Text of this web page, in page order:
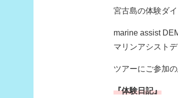
宮古島の体験ダ
marine assist
マリンアシストデ
ツアーにご参加
『体験日記』